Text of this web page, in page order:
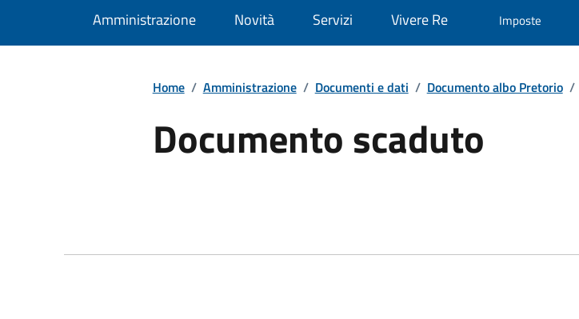
Amministrazione Novità Servizi Vivere Re Imposte
Home / Amministrazione / Documenti e dati / Documento albo Pretorio /
Documento scaduto